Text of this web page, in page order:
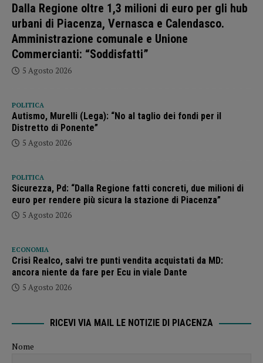
Dalla Regione oltre 1,3 milioni di euro per gli hub
urbani di Piacenza, Vernasca e Calendasco.
Amministrazione comunale e Unione
Commercianti: “Soddisfatti”
5 Agosto 2026
POLITICA
Autismo, Murelli (Lega): “No al taglio dei fondi per il
Distretto di Ponente”
5 Agosto 2026
POLITICA
Sicurezza, Pd: “Dalla Regione fatti concreti, due milioni di
euro per rendere più sicura la stazione di Piacenza”
5 Agosto 2026
ECONOMIA
Crisi Realco, salvi tre punti vendita acquistati da MD:
ancora niente da fare per Ecu in viale Dante
5 Agosto 2026
RICEVI VIA MAIL LE NOTIZIE DI PIACENZA
Nome